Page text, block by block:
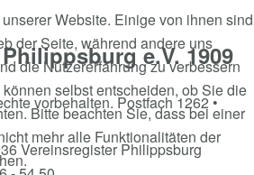
e.V. 1909
vorbehalten. Postfach 1262 •
Vereinsregister Philippsburg
Website. Einige von ihnen sind
der Seite, während andere uns
die Nutzererfahrung zu verbessern
selbst entscheiden, ob Sie die
Bitte beachten Sie, dass bei einer
mehr alle Funktionalitäten der